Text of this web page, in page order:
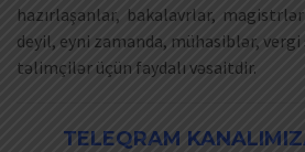
hazırlaşanlar, bakalavrlar,
deyil, eyni zamanda, mühasiblər, vergi
təlimçilər üçün faydalı vəsaitdir.
TELEQRAM